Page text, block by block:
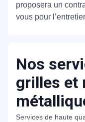
proposera un
vous pour
Nos
grilles et
Services de haute